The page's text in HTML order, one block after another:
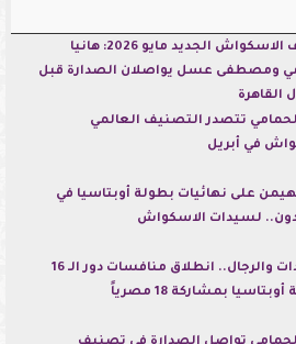
تصنيف الاسكواش الجديد مايو 2026: هانيا
ومصطفى عسل يواصلان الصدارة قبل
القاهرة
تتصدر التصنيف العالمي
في أبريل
على نهائيات بطولة أوبتاسيا في
لسيدات الاسكواش
للسيدات والرجال.. انطلاق منافسات دور الـ 16
بمشاركة 18 مصرياً